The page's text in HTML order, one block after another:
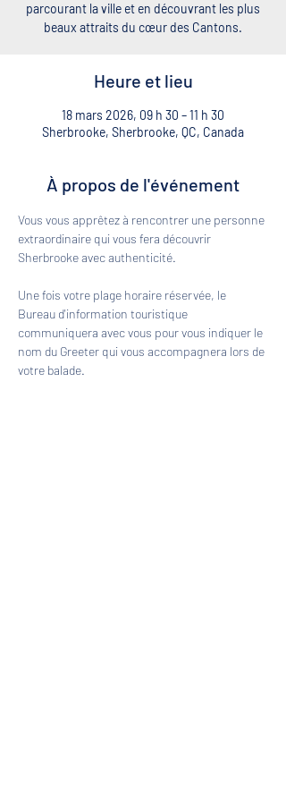
parcourant la ville et en découvrant les plus
beaux attraits du cœur des Cantons.
Heure et lieu
18 mars 2026, 09 h 30 – 11 h 30
Sherbrooke, Sherbrooke, QC, Canada
À propos de l'événement
Vous vous apprêtez à rencontrer une personne
extraordinaire qui vous fera découvrir
Sherbrooke avec authenticité.
Une fois votre plage horaire réservée, le
Bureau d'information touristique
communiquera avec vous pour vous indiquer le
nom du Greeter qui vous accompagnera lors de
votre balade.